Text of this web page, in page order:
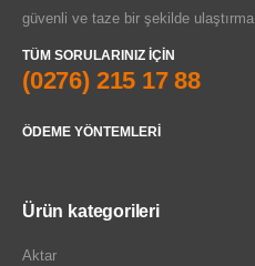
güvenli ve taze bir şekilde ulaştırma
TÜM SORULARINIZ IÇIN
(0276) 215 17 88
ÖDEME YÖNTEMLERI
Ürün kategorileri
Aktar